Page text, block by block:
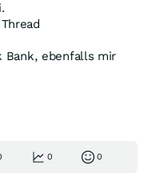
Bank, ebenfalls mir
0 0